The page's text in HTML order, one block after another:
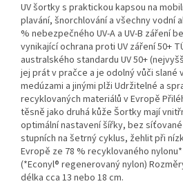
UV šortky s praktickou kapsou na
plavání, šnorchlování a všechny vodní
% nebezpečného UV-A a UV-B záření
vynikající ochrana proti UV záření 50+
australského standardu UV 50+
jej prát v pračce a je odolný vůči slané
medúzami a jinými plži Udržitelné a
recyklovaných materiálů v Evropě
těsně jako druhá kůže Šortky mají
optimální nastavení šířky, bez
stupních na šetrný cyklus, žehlit při
Evropě ze 78 % recyklovaného
(*Econyl® regenerovaný nylon)
délka cca 13 nebo 18 cm.